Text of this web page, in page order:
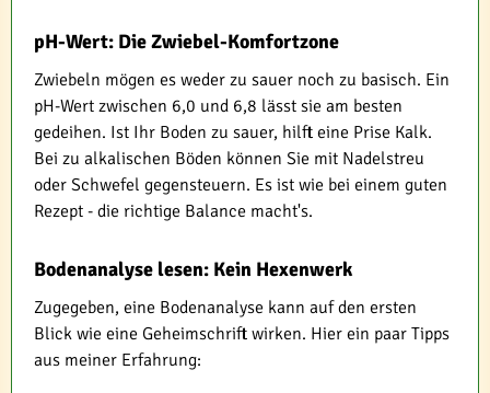
pH-Wert: Die Zwiebel-Komfortzone
Zwiebeln mögen es weder zu sauer noch zu basisch. Ein
pH-Wert zwischen 6,0 und 6,8 lässt sie am besten
gedeihen. Ist Ihr Boden zu sauer, hilft eine Prise Kalk.
Bei zu alkalischen Böden können Sie mit Nadelstreu
oder Schwefel gegensteuern. Es ist wie bei einem guten
Rezept - die richtige Balance macht's.
Bodenanalyse lesen: Kein Hexenwerk
Zugegeben, eine Bodenanalyse kann auf den ersten
Blick wie eine Geheimschrift wirken. Hier ein paar Tipps
aus meiner Erfahrung: